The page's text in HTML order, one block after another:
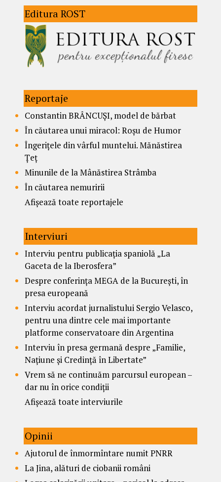
Editura ROST
Reportaje
Constantin BRÂNCUȘI, model de bărbat
În căutarea unui miracol: Roșu de Humor
Îngerițele din vârful muntelui. Mănăstirea
Țeț
Minunile de la Mânăstirea Strâmba
În căutarea nemuririi
Afișează toate reportajele
Interviuri
Interviu pentru publicația spaniolă „La
Gaceta de la Iberosfera”
Despre conferința MEGA de la București, în
presa europeană
Interviu acordat jurnalistului Sergio Velasco,
pentru una dintre cele mai importante
platforme conservatoare din Argentina
Interviu în presa germană despre „Familie,
Națiune și Credință în Libertate”
Vrem să ne continuăm parcursul european –
dar nu în orice condiții
Afișează toate interviurile
Opinii
Ajutorul de înmormîntare numit PNRR
La Jina, alături de ciobanii români